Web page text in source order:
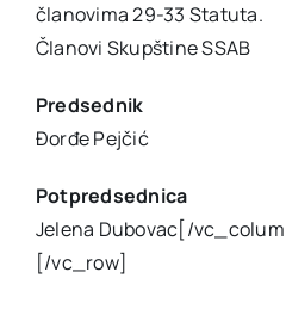
Stručna predavanja
Akti SSAB
Kontakt
članovima 29-33 Statuta.
Članovi Skupštine SSAB
Predsednik
Đorđe Pejčić
Potpredsednica
Jelena Dubovac[/
[/vc_row]